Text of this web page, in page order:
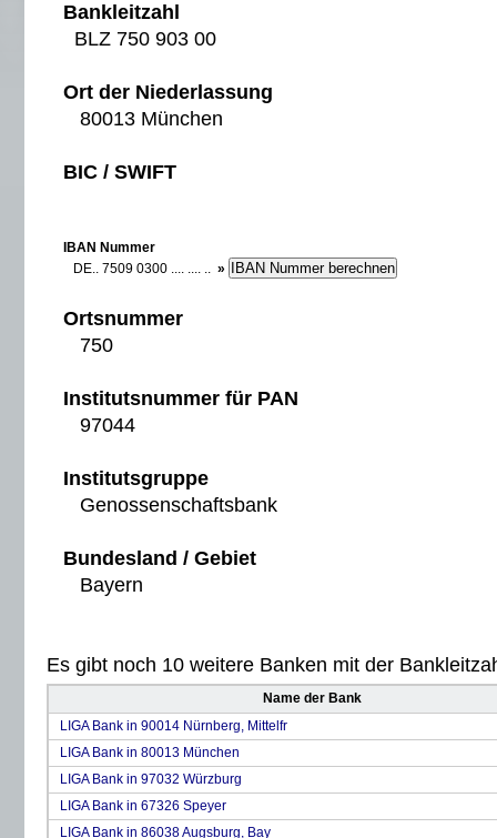
Bankleitzahl
BLZ 750 903 00
Ort der Niederlassung
80013 München
BIC / SWIFT
IBAN Nummer
DE.. 7509 0300 .... .... .. »
Ortsnummer
750
Institutsnummer für PAN
97044
Institutsgruppe
Genossenschaftsbank
Bundesland / Gebiet
Bayern
Es gibt noch 10 weitere Banken mit der
Name der Bank
LIGA Bank in 90014 Nürnberg, Mittelfr
LIGA Bank in 80013 München
LIGA Bank in 97032 Würzburg
LIGA Bank in 67326 Speyer
LIGA Bank in 86038 Augsburg, Bay